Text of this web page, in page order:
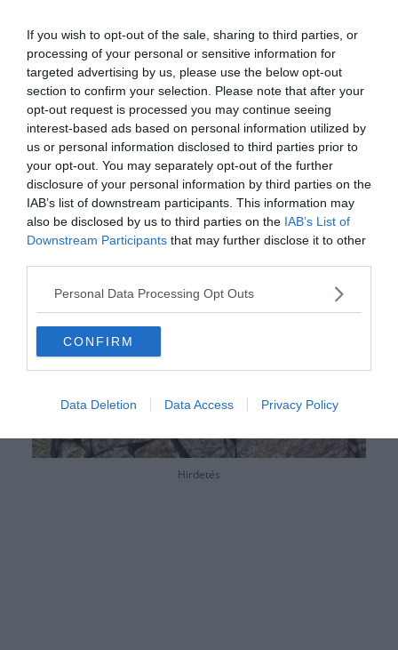
If you wish to opt-out of the sale, sharing to third parties, or
processing of your personal or sensitive information for
targeted advertising by us, please use the below opt-out
section to confirm your selection. Please note that after your
opt-out request is processed you may continue seeing
interest-based ads based on personal information utilized by
us or personal information disclosed to third parties prior to
your opt-out. You may separately opt-out of the further
disclosure of your personal information by third parties on the
IAB’s list of downstream participants. This information may
also be disclosed by us to third parties on the IAB’s List of
Downstream Participants that may further disclose it to other
Personal Data Processing Opt Outs
CONFIRM
Data Deletion Data Access Privacy Policy
betűs szó a fejedben, görgess lejjebb a
cikkben, és ellenőrizd le a tudásod!
Nagyon sok fajtakvízünk, vagy épp
közmondásfeladatunkvan, amivel
karbantarthatod az agytekervényeidet, csak
nézz körül nálunk és továbbiérdekes napi
feladatokat találhatsz!
Hirdetés